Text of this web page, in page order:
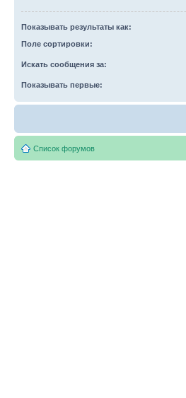
Показывать результаты как:
Поле сортировки:
Искать сообщения за:
Показывать первые:
Список форумов